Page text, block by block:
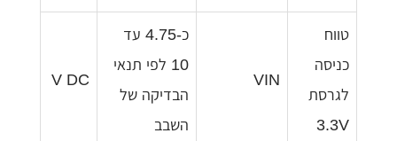
טווח
כניסה
לגרסת
3.3V
VIN
כ-4.75 עד
10 לפי תנאי
הבדיקה של
השבב
V DC